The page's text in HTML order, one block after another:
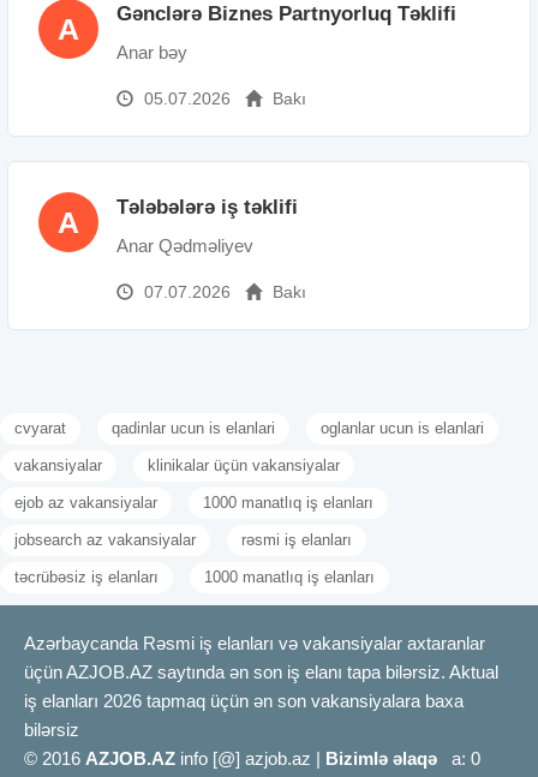
A Gənclərə Biznes Partnyorluq Təklifi
Anar bəy
05.07.2026 Bakı
A Tələbələrə iş təklifi
Anar Qədməliyev
07.07.2026 Bakı
cvyarat qadinlar ucun is elanlari oglanlar ucun is elanlari
vakansiyalar klinikalar üçün vakansiyalar
ejob az vakansiyalar 1000 manatlıq iş elanları
jobsearch az vakansiyalar rəsmi iş elanları
təcrübəsiz iş elanları 1000 manatlıq iş elanları
Azərbaycanda Rəsmi iş elanları və vakansiyalar axtaranlar
üçün AZJOB.AZ saytında ən son iş elanı tapa bilərsiz. Aktual
iş elanları 2026 tapmaq üçün ən son vakansiyalara baxa
bilərsiz
© 2016 AZJOB.AZ info [@] azjob.az | Bizimlə əlaqə a: 0